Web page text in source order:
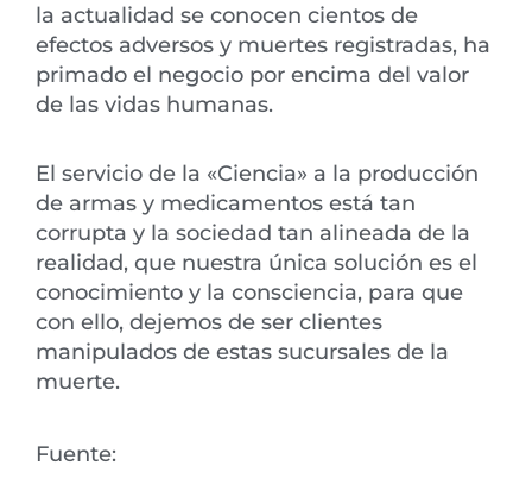
la actualidad se conocen cientos de
efectos adversos y muertes registradas, ha
primado el negocio por encima del valor
de las vidas humanas.
El servicio de la «Ciencia» a la producción
de armas y medicamentos está tan
corrupta y la sociedad tan alineada de la
realidad, que nuestra única solución es el
conocimiento y la consciencia, para que
con ello, dejemos de ser clientes
manipulados de estas sucursales de la
muerte.
Fuente: